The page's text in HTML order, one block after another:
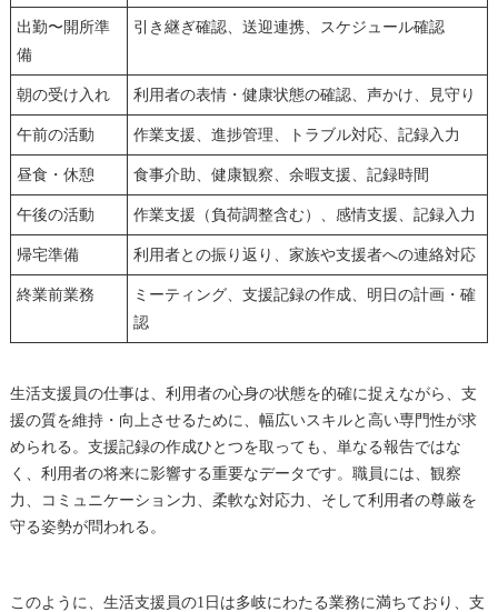
出勤〜開所準
備
引き継ぎ確認、送迎連携、スケジュール確認
朝の受け入れ 利用者の表情・健康状態の確認、声かけ、見守り
午前の活動 作業支援、進捗管理、トラブル対応、記録入力
昼食・休憩 食事介助、健康観察、余暇支援、記録時間
午後の活動 作業支援（負荷調整含む）、感情支援、記録入力
帰宅準備 利用者との振り返り、家族や支援者への連絡対応
終業前業務
ミーティング、支援記録の作成、明日の計画・確
認
生活支援員の仕事は、利用者の心身の状態を的確に捉えながら、支
援の質を維持・向上させるために、幅広いスキルと高い専門性が求
められる。支援記録の作成ひとつを取っても、単なる報告ではな
く、利用者の将来に影響する重要なデータです。職員には、観察
力、コミュニケーション力、柔軟な対応力、そして利用者の尊厳を
守る姿勢が問われる。
このように、生活支援員の1日は多岐にわたる業務に満ちており、支